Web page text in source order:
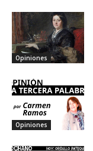
Opiniones
Opiniones